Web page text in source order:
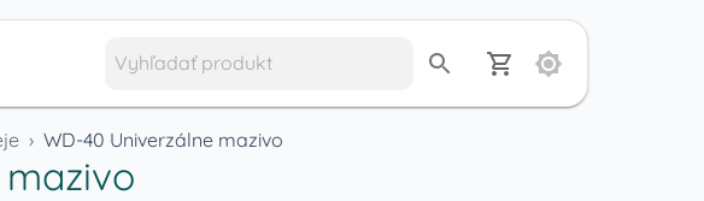
› WD-40 Univerzálne mazivo